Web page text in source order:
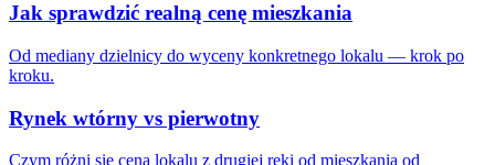
Jak sprawdzić realną cenę mieszkania
Od mediany dzielnicy do wyceny konkretnego lokalu — krok po
kroku.
Rynek wtórny vs pierwotny
Czym różni się cena lokalu z drugiej ręki od mieszkania od